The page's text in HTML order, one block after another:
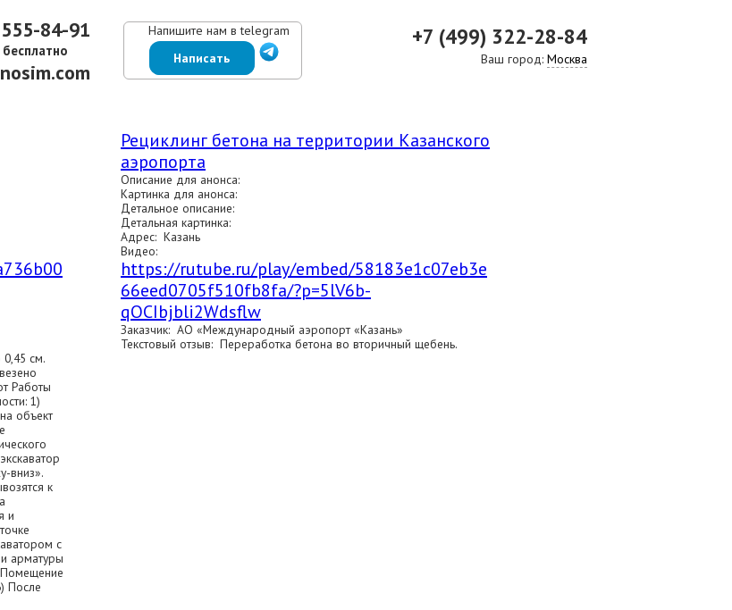
84-91
Напишите нам в telegram
Написать
+7 (499) 322-28-84
Ваш город: Москва
см.
Работы
1)
объект
вниз».
к
и
с
арматуры
Помещение
После
Рециклинг бетона на территории Казанского
аэропорта
Описание для анонса:
Картинка для анонса:
Детальное описание:
Детальная картинка:
Адрес: Казань
Видео:
https://rutube.ru/play/embed/58183e1c07eb3e
66eed0705f510fb8fa/?p=5lV6b-
qOCIbjbli2Wdsflw
Заказчик: АО «Международный аэропорт «Казань»
Текстовый отзыв: Переработка бетона во вторичный щебень.